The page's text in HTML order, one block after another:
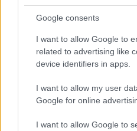
Google consents
I want to allow Google to
related to advertising like
device identifiers in apps.
I want to allow my user
Google for online
I want to allow Google to